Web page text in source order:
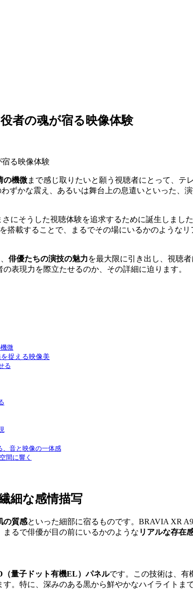
者の魂が宿る映像体験
の機微まで感じ取りたいと願う視聴者にとって、 テ
ずかな震え、あるいは舞台上の息遣いといった、
さにそうした視聴体験を追求するために誕生しまし
搭載することで、まるでその場にいるかのような
俳優たちの演技の魅力を最大限に引き出し、視聴
表現力を際立たせるのか、その詳細に迫ります。
微
捉える映像美
る
、音と映像の一体感
間に響く
細な感情描写
の質感といった細部に宿るものです。BRAVIA XR
るで俳優が目の前にいるかのような リアルな存在
（量子ドット有機EL）パネルです。この技術は、有
す。特に、深みのある黒から鮮やかなハイライトま